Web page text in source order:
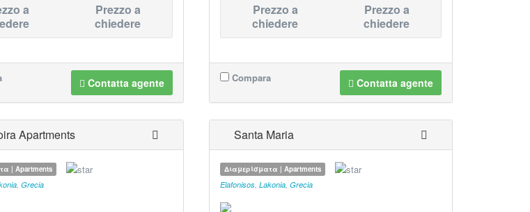
a
Prezzo a
chiedere
Contatta agente
Prezzo a
chiedere
Prezzo a
chiedere
Contatta agente
Compara
Apartments
| Apartments
Grecia
Santa Maria
Διαμερίσματα | Apartments
Elafonisos Lakonia Grecia